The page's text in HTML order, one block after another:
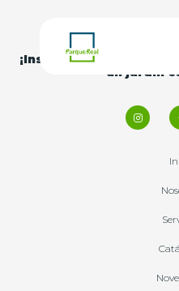
¡Inspírate con nuestras
un jardín